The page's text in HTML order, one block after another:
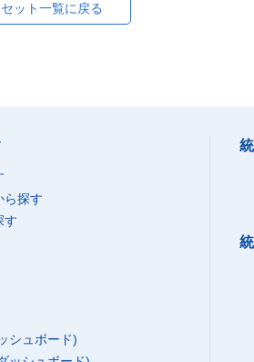
ット一覧に戻る
ら探す
す
シュボード)